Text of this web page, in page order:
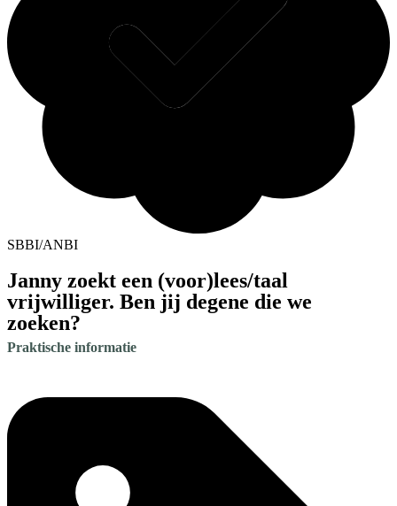
SBBI/ANBI
Janny zoekt een (voor)lees/taal
vrijwilliger. Ben jij degene die we
zoeken?
Praktische informatie